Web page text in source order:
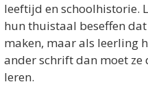
leeftijd en schoolhistorie.
hun thuistaal beseffen
maken, maar als leerling
ander schrift dan moet ze
leren.